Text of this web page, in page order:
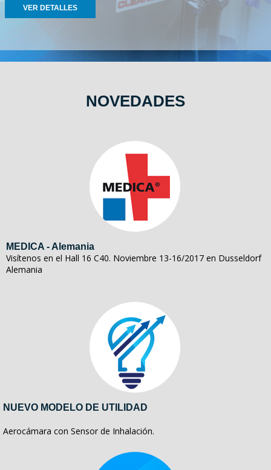
VER DETALLES
NOVEDADES
MEDICA - Alemania
Visítenos en el Hall 16 C40. Noviembre 13-16/2017 en Dusseldorf
Alemania
NUEVO MODELO DE UTILIDAD
Aerocámara con Sensor de Inhalación.